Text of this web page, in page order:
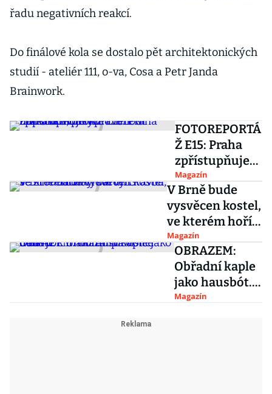
řadu negativních reakcí.
Do finálové kola se dostalo pět architektonických
studií - ateliér 111, o-va, Cosa a Petr Janda
Brainwork.
FOTOREPORTÁ
Ž E15: Praha
zpřístupňuje
upravenou
náplavku,
prohlédněte si
unikátní
kobky
Magazín
V Brně bude
vysvěcen kostel,
ve kterém hoří
barvy. Stavba se
zrodila díky
darům
Magazín
OBRAZEM:
Obřadní kaple
jako hausbót.
Unikátní
Magazín